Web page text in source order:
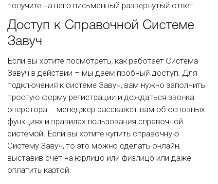
получите на него письменный развернутый ответ.
Доступ к Справочной Системе
Завуч
Если вы хотите посмотреть, как работает Система
Завуч в действии – мы даем пробный доступ. Для
подключения к системе Завуч, вам нужно заполнить
простую форму регистрации и дождаться звонка
оператора – менеджер расскажет вам об основных
функциях и правилах пользования справочной
системой. Если вы хотите купить справочную
Систему Завуч, то это можно сделать онлайн,
выставив счет на юрлицо или физлицо или даже
оплатить картой.